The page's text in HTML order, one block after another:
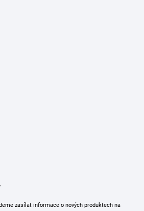
zasílat informace o nových produktech na